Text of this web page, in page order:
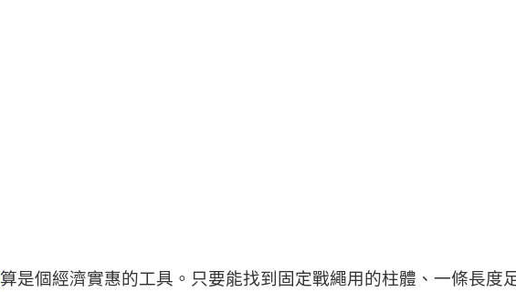
算是個經濟實惠的工具。只要能找到固定戰繩用的柱體、一條長度